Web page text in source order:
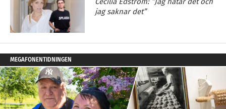
jag saknar det”
MEGAFONENTIDNINGEN